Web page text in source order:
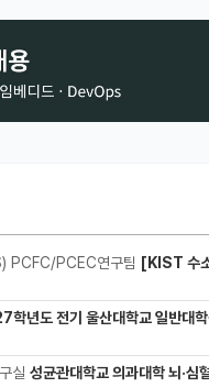
PCFC/PCEC연구팀 [KIST 수소에
년도 전기 울산대학교 일반대학원
실 성균관대학교 의과대학 뇌·심